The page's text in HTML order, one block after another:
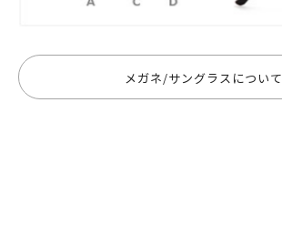
メガネ/サングラスについて